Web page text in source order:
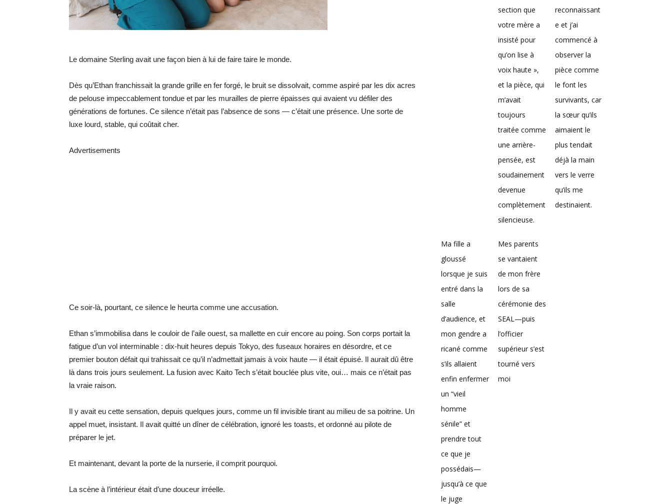
Le domaine Sterling avait une façon bien à lui de faire taire le monde.
Dès qu’Ethan franchissait la grande grille en fer forgé, le bruit se dissolvait, comme aspiré par les dix acres
de pelouse impeccablement tondue et par les murailles de pierre épaisses qui avaient vu défiler des
générations de fortunes. Ce silence n’était pas l’absence de sons — c’était une présence. Une sorte de
luxe lourd, stable, qui coûtait cher.
Advertisements
Ce soir-là, pourtant, ce silence le heurta comme une accusation.
Ethan s’immobilisa dans le couloir de l’aile ouest, sa mallette en cuir encore au poing. Son corps portait la
fatigue d’un vol interminable : dix-huit heures depuis Tokyo, des fuseaux horaires en désordre, et ce
premier bouton défait qui trahissait ce qu’il n’admettait jamais à voix haute — il était épuisé. Il aurait dû être
là dans trois jours seulement. La fusion avec Kaito Tech s’était bouclée plus vite, oui… mais ce n’était pas
la vraie raison.
Il y avait eu cette sensation, depuis quelques jours, comme un fil invisible tirant au milieu de sa poitrine. Un
appel muet, insistant. Il avait quitté un dîner de célébration, ignoré les toasts, et ordonné au pilote de
préparer le jet.
Et maintenant, devant la porte de la nurserie, il comprit pourquoi.
La scène à l’intérieur était d’une douceur irréelle.
section que
votre mère a
insisté pour
qu’on lise à
voix haute »,
et la pièce, qui
m’avait
toujours
traitée comme
une arrière-
pensée, est
soudainement
devenue
complètement
silencieuse.
reconnaissant
e et j’ai
commencé à
observer la
pièce comme
le font les
survivants, car
la sœur qu’ils
aimaient le
plus tendait
déjà la main
vers le verre
qu’ils me
destinaient.
Ma fille a
gloussé
lorsque je suis
entré dans la
salle
d’audience, et
mon gendre a
ricané comme
s’ils allaient
enfin enfermer
un “vieil
homme
sénile” et
prendre tout
ce que je
possédais—
jusqu’à ce que
le juge
Mes parents
se vantaient
de mon frère
lors de sa
cérémonie des
SEAL—puis
l’officier
supérieur s’est
tourné vers
moi